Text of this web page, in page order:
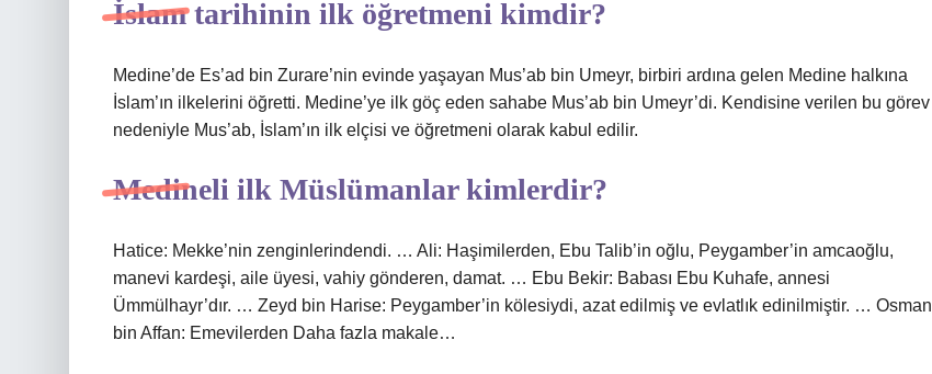
İslam tarihinin ilk öğretmeni kimdir?
Medine’de Es’ad bin Zurare’nin evinde yaşayan Mus’ab bin Umeyr, birbiri ardına gelen Medine halkına
İslam’ın ilkelerini öğretti. Medine’ye ilk göç eden sahabe Mus’ab bin Umeyr’di. Kendisine verilen bu görev
nedeniyle Mus’ab, İslam’ın ilk elçisi ve öğretmeni olarak kabul edilir.
Medineli ilk Müslümanlar kimlerdir?
Hatice: Mekke’nin zenginlerindendi. … Ali: Haşimilerden, Ebu Talib’in oğlu, Peygamber’in amcaoğlu,
manevi kardeşi, aile üyesi, vahiy gönderen, damat. … Ebu Bekir: Babası Ebu Kuhafe, annesi
Ümmülhayr’dır. … Zeyd bin Harise: Peygamber’in kölesiydi, azat edilmiş ve evlatlık edinilmiştir. … Osman
bin Affan: Emevilerden Daha fazla makale…